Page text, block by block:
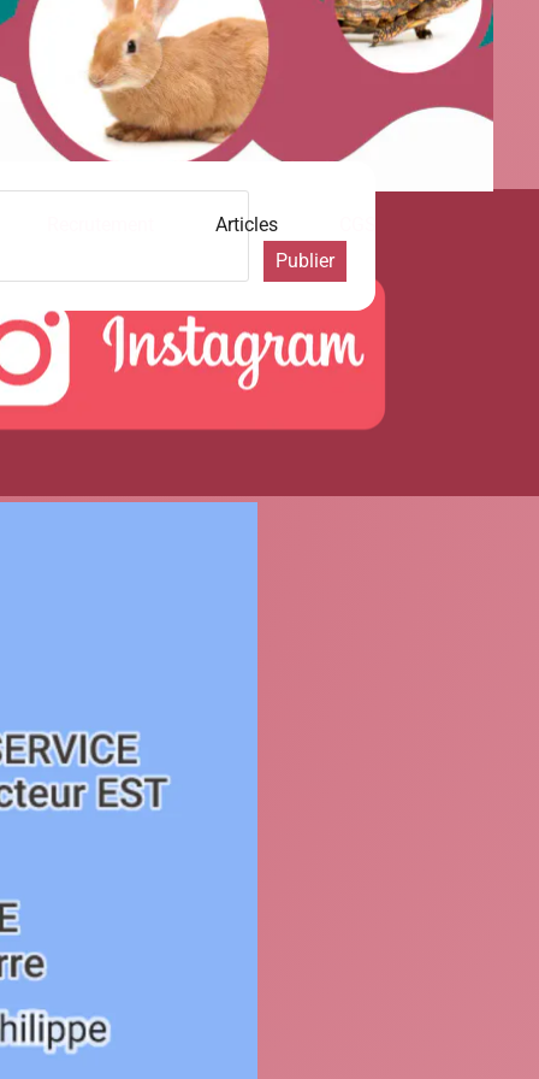
Publier